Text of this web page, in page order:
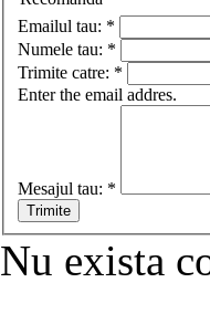
Emailul tau: *
Numele tau: *
Trimite catre: *
Enter the email addres.
Mesajul tau: *
Nu exista